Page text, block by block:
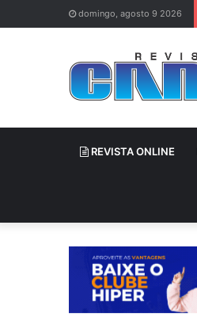
domingo, agosto 9 2026
REVISTA ONLINE